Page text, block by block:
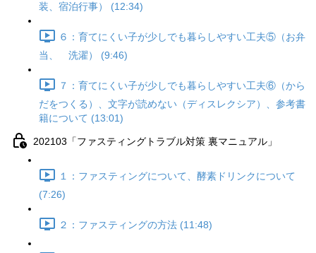
装、宿泊行事） (12:34)
６：育てにくい子が少しでも暮らしやすい工夫⑤（お弁
当、 洗濯） (9:46)
７：育てにくい子が少しでも暮らしやすい工夫⑥（から
だをつくる）、文字が読めない（ディスレクシア）、参考書
籍について (13:01)
202103「ファスティングトラブル対策 裏マニュアル」
１：ファスティングについて、酵素ドリンクについて
(7:26)
２：ファスティングの方法 (11:48)